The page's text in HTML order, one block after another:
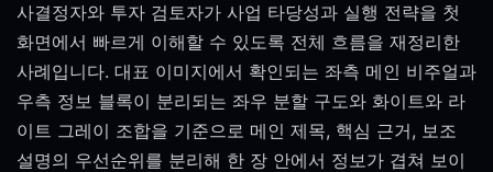
사결정자와 투자 검토자가 사업 타당성과 실행 전략을 첫
화면에서 빠르게 이해할 수 있도록 전체 흐름을 재정리한
사례입니다. 대표 이미지에서 확인되는 좌측 메인 비주얼과
우측 정보 블록이 분리되는 좌우 분할 구도와 화이트와 라
이트 그레이 조합을 기준으로 메인 제목, 핵심 근거, 보조
설명의 우선순위를 분리해 한 장 안에서 정보가 겹쳐 보이